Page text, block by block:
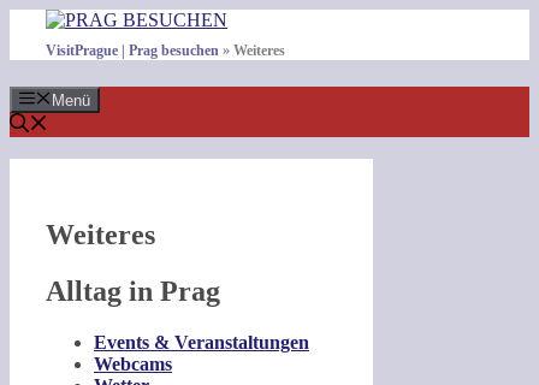
Inhalt
springen
VisitPrague | Prag besuchen » Weiteres
Menü
Weiteres
Alltag in Prag
Events & Veranstaltungen
Webcams